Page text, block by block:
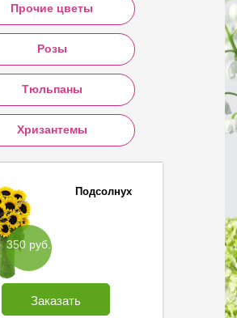
Прочие цветы
Розы
Тюльпаны
Хризантемы
350 руб.
Подсолнух
Заказать